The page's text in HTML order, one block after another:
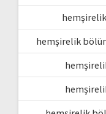
hemşirelik